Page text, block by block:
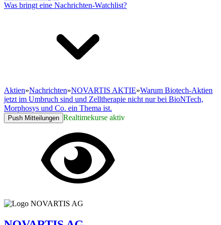
Was bringt eine Nachrichten-Watchlist?
Aktien»Nachrichten»NOVARTIS AKTIE»Warum Biotech-Aktien
jetzt im Umbruch sind und Zelltherapie nicht nur bei BioNTech,
Morphosys und Co. ein Thema ist.
Push Mitteilungen Realtimekurse aktiv